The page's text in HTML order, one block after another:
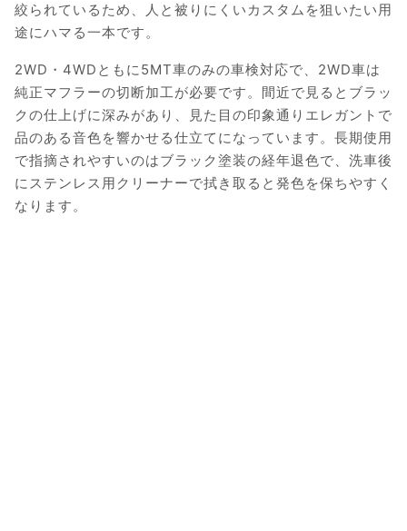
絞られているため、人と被りにくいカスタムを狙いたい用
途にハマる一本です。
2WD・4WDともに5MT車のみの車検対応で、2WD車は
純正マフラーの切断加工が必要です。間近で見るとブラッ
クの仕上げに深みがあり、見た目の印象通りエレガントで
品のある音色を響かせる仕立てになっています。長期使用
で指摘されやすいのはブラック塗装の経年退色で、洗車後
にステンレス用クリーナーで拭き取ると発色を保ちやすく
なります。